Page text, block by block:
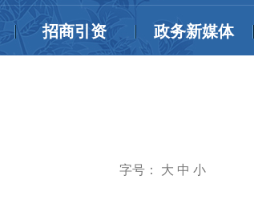
招商引资 政务新媒体
字号： 大 中 小